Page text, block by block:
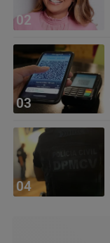
02
03
04